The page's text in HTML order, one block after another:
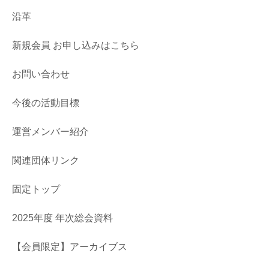
沿革
新規会員 お申し込みはこちら
お問い合わせ
今後の活動目標
運営メンバー紹介
関連団体リンク
固定トップ
2025年度 年次総会資料
【会員限定】アーカイブス